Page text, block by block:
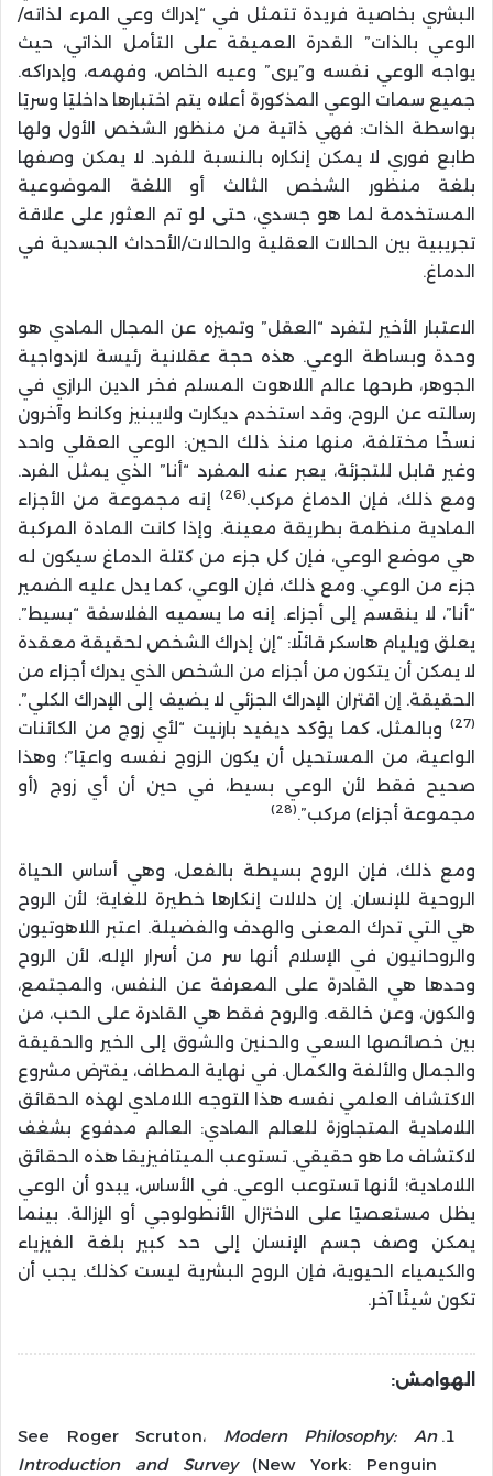
البشري بخاصية فريدة تتمثل في “إدراك وعي المرء لذاته/
الوعي بالذات” القدرة العميقة على التأمل الذاتي، حيث
يواجه الوعي نفسه و”يرى” وعيه الخاص، وفهمه، وإدراكه.
جميع سمات الوعي المذكورة أعلاه يتم اختبارها داخليًا وسريًا
بواسطة الذات: فهي ذاتية من منظور الشخص الأول ولها
طابع فوري لا يمكن إنكاره بالنسبة للفرد. لا يمكن وصفها
بلغة منظور الشخص الثالث أو اللغة الموضوعية
المستخدمة لما هو جسدي، حتى لو تم العثور على علاقة
تجريبية بين الحالات العقلية والحالات/الأحداث الجسدية في
الدماغ.
الاعتبار الأخير لتفرد “العقل” وتميزه عن المجال المادي هو
وحدة وبساطة الوعي. هذه حجة عقلانية رئيسة لازدواجية
الجوهر، طرحها عالم اللاهوت المسلم فخر الدين الرازي في
رسالته عن الروح، وقد استخدم ديكارت ولايبنيز وكانط وآخرون
نسخًا مختلفة، منها منذ ذلك الحين: الوعي العقلي واحد
وغير قابل للتجزئة، يعبر عنه المفرد “أنا” الذي يمثل الفرد.
ومع ذلك، فإن الدماغ مركب.(26)
إنه مجموعة من الأجزاء
المادية منظمة بطريقة معينة. وإذا كانت المادة المركبة
هي موضع الوعي، فإن كل جزء من كتلة الدماغ سيكون له
جزء من الوعي. ومع ذلك، فإن الوعي، كما يدل عليه الضمير
“أنا”، لا ينقسم إلى أجزاء. إنه ما يسميه الفلاسفة “بسيط”.
يعلق ويليام هاسكر قائلًا: “إن إدراك الشخص لحقيقة معقدة
لا يمكن أن يتكون من أجزاء من الشخص الذي يدرك أجزاء من
الحقيقة. إن اقتران الإدراك الجزئي لا يضيف إلى الإدراك الكلي”.
(27)
وبالمثل، كما يؤكد ديفيد بارنيت “لأي زوج من الكائنات
الواعية، من المستحيل أن يكون الزوج نفسه واعيًا”؛ وهذا
صحيح فقط لأن الوعي بسيط، في حين أن أي زوج (أو
مجموعة أجزاء) مركب”.(28)
ومع ذلك، فإن الروح بسيطة بالفعل، وهي أساس الحياة
الروحية للإنسان. إن دلالات إنكارها خطيرة للغاية؛ لأن الروح
هي التي تدرك المعنى والهدف والفضيلة. اعتبر اللاهوتيون
والروحانيون في الإسلام أنها سر من أسرار الإله، لأن الروح
وحدها هي القادرة على المعرفة عن النفس، والمجتمع،
والكون، وعن خالقه. والروح فقط هي القادرة على الحب، من
بين خصائصها السعي والحنين والشوق إلى الخير والحقيقة
والجمال والألفة والكمال. في نهاية المطاف، يفترض مشروع
الاكتشاف العلمي نفسه هذا التوجه اللامادي لهذه الحقائق
اللامادية المتجاوزة للعالم المادي: العالم مدفوع بشغف
لاكتشاف ما هو حقيقي. تستوعب الميتافيزيقا هذه الحقائق
اللامادية؛ لأنها تستوعب الوعي. في الأساس، يبدو أن الوعي
يظل مستعصيًا على الاختزال الأنطولوجي أو الإزالة. بينما
يمكن وصف جسم الإنسان إلى حد كبير بلغة الفيزياء
والكيمياء الحيوية، فإن الروح البشرية ليست كذلك. يجب أن
تكون شيئًا آخر.
الهوامش:
See Roger Scruton، Modern Philosophy: An
Introduction and Survey(New York: Penguin